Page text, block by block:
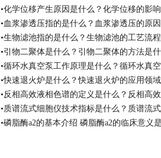
•化学位移产生原因是什么？化学位移的影
•血浆渗透压指的是什么？血浆渗透压的原
•生物滤池指的是什么？生物滤池的工艺流
•引物二聚体是什么？引物二聚体的方法是
•循环水真空泵工作原理是什么？循环水真
•快速退火炉是什么？快速退火炉的应用领
•反相高效液相色谱的定义是什么？反相高
•质谱流式细胞仪技术指标是什么？质谱流
•磷脂酶a2的基本介绍 磷脂酶a2的临床意义